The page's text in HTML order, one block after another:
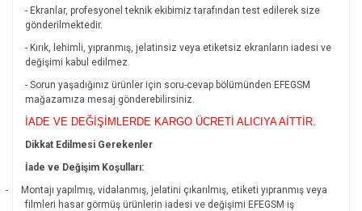
- Ekranlar, profesyonel teknik ekibimiz tarafından test edilerek size
gönderilmektedir.
- Kırık, lehimli, yıpranmış, jelatinsiz veya etiketsiz ekranların iadesi ve
değişimi kabul edilmez.
- Sorun yaşadığınız ürünler için soru-cevap bölümünden EFEGSM
mağazamıza mesaj gönderebilirsiniz.
İADE VE DEĞİŞİMLERDE KARGO ÜCRETİ ALICIYA AİTTİR.
Dikkat Edilmesi Gerekenler
İade ve Değişim Koşulları:
-
Montajı yapılmış, vidalanmış, jelatini çıkarılmış, etiketi yıpranmış veya
filmleri hasar görmüş ürünlerin iadesi ve değişimi EFEGSM iş